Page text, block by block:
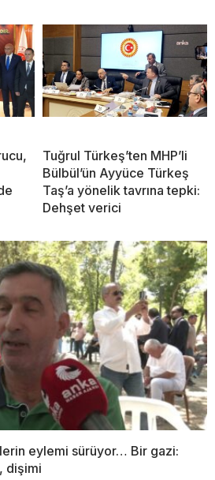
Tuğrul Türkeş’ten MHP’li
Bülbül’ün Ayyüce Türkeş
Taş’a yönelik tavrına tepki:
Dehşet verici
eylemi sürüyor… Bir gazi:
dişimi